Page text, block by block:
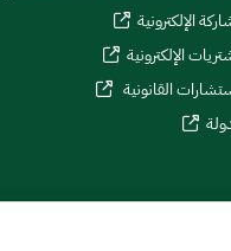
الإلكترونية
الإلكترونية
القانونية